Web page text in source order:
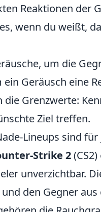
Reaktionen der
wenn du weißt,
um die
ein Geräusch eine
die Grenzwerte:
Ziel treffen.
Lineups sind
Strike 2
unverzichtbar.
den Gegner